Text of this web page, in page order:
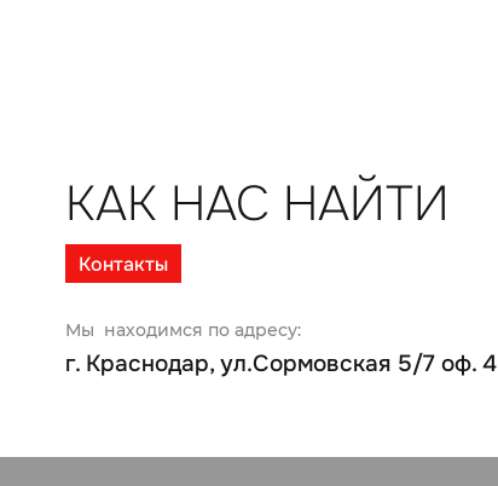
КАК НАС НАЙТИ
Контакты
Мы находимся по адресу:
г. Краснодар, ул.Сормовская 5/7 оф. 4